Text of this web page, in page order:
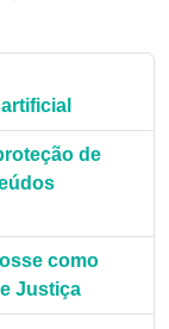
de
como
Justiça